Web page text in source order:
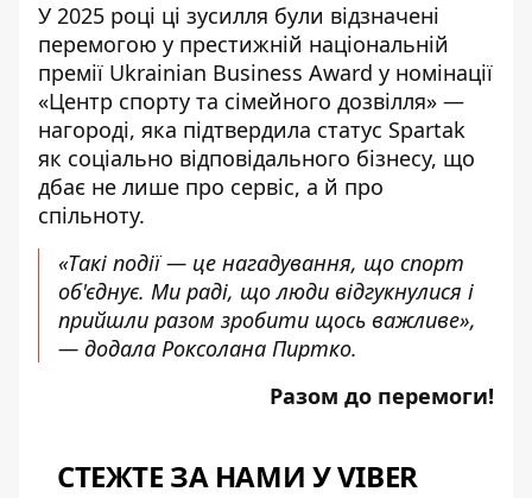
У 2025 році ці зусилля були відзначені
перемогою у престижній національній
премії Ukrainian Business Award у номінації
«Центр спорту та сімейного дозвілля» —
нагороді, яка підтвердила статус Spartak
як соціально відповідального бізнесу, що
дбає не лише про сервіс, а й про
спільноту.
«Такі події — це нагадування, що спорт
об'єднує. Ми раді, що люди відгукнулися і
прийшли разом зробити щось важливе»,
— додала Роксолана Пиртко.
Разом до перемоги!
СТЕЖТЕ ЗА НАМИ У VIBER